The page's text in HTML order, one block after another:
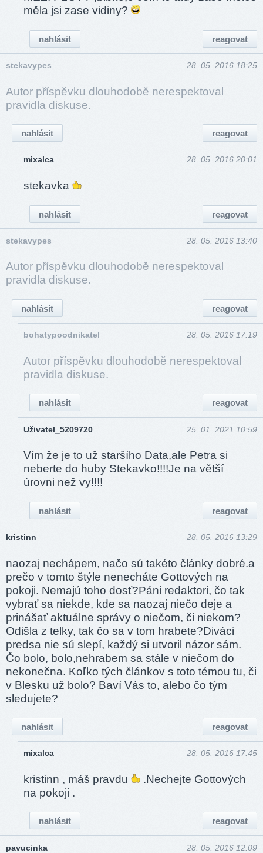
měla jsi zase vidiny?
reagovat
nahlásit
stekavypes 28. 05. 2016 18:25
Autor příspěvku dlouhodobě nerespektoval
pravidla diskuse.
reagovat
nahlásit
mixalca 28. 05. 2016 20:01
stekavka
reagovat
nahlásit
stekavypes 28. 05. 2016 13:40
Autor příspěvku dlouhodobě nerespektoval
pravidla diskuse.
reagovat
nahlásit
bohatypoodnikatel 28. 05. 2016 17:19
Autor příspěvku dlouhodobě nerespektoval
pravidla diskuse.
reagovat
nahlásit
Uživatel_5209720 25. 01. 2021 10:59
Vím že je to už staršího Data,ale Petra si
neberte do huby Stekavko!!!!Je na větší
úrovni než vy!!!!
reagovat
nahlásit
kristinn 28. 05. 2016 13:29
naozaj nechápem, načo sú takéto články dobré.a
prečo v tomto štýle nenecháte Gottových na
pokoji. Nemajú toho dosť?Páni redaktori, čo tak
vybrať sa niekde, kde sa naozaj niečo deje a
prinášať aktuálne správy o niečom, či niekom?
Odišla z telky, tak čo sa v tom hrabete?Diváci
predsa nie sú slepí, každý si utvoril názor sám.
Čo bolo, bolo,nehrabem sa stále v niečom do
nekonečna. Koľko tých článkov s toto témou tu, či
v Blesku už bolo? Baví Vás to, alebo čo tým
sledujete?
reagovat
nahlásit
mixalca 28. 05. 2016 17:45
kristinn , máš pravdu
.Nechejte Gottových
na pokoji .
reagovat
nahlásit
pavucinka 28. 05. 2016 12:09